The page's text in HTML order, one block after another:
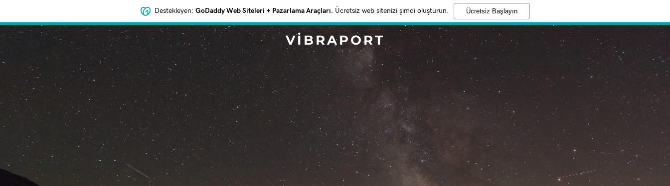
Destekleyen: GoDaddy Web Siteleri + Pazarlama Araçları. Ücretsiz web sitenizi şimdi oluşturun. Ücretsiz Başlayın
VIBRAPORT